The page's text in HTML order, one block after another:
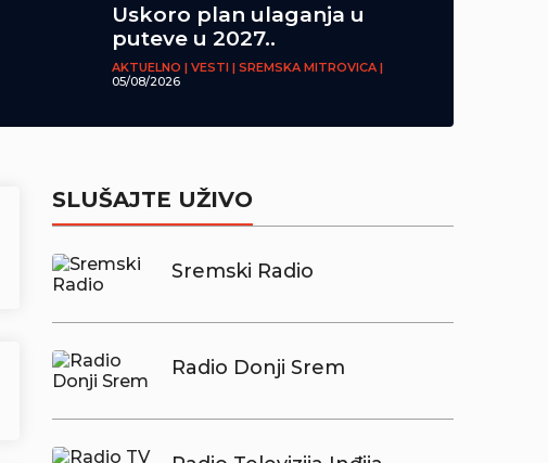
Uskoro plan ulaganja u
puteve u 2027..
AKTUELNO | VESTI | SREMSKA MITROVICA |
05/08/2026
SLUŠAJTE UŽIVO
Sremski Radio
Radio Donji Srem